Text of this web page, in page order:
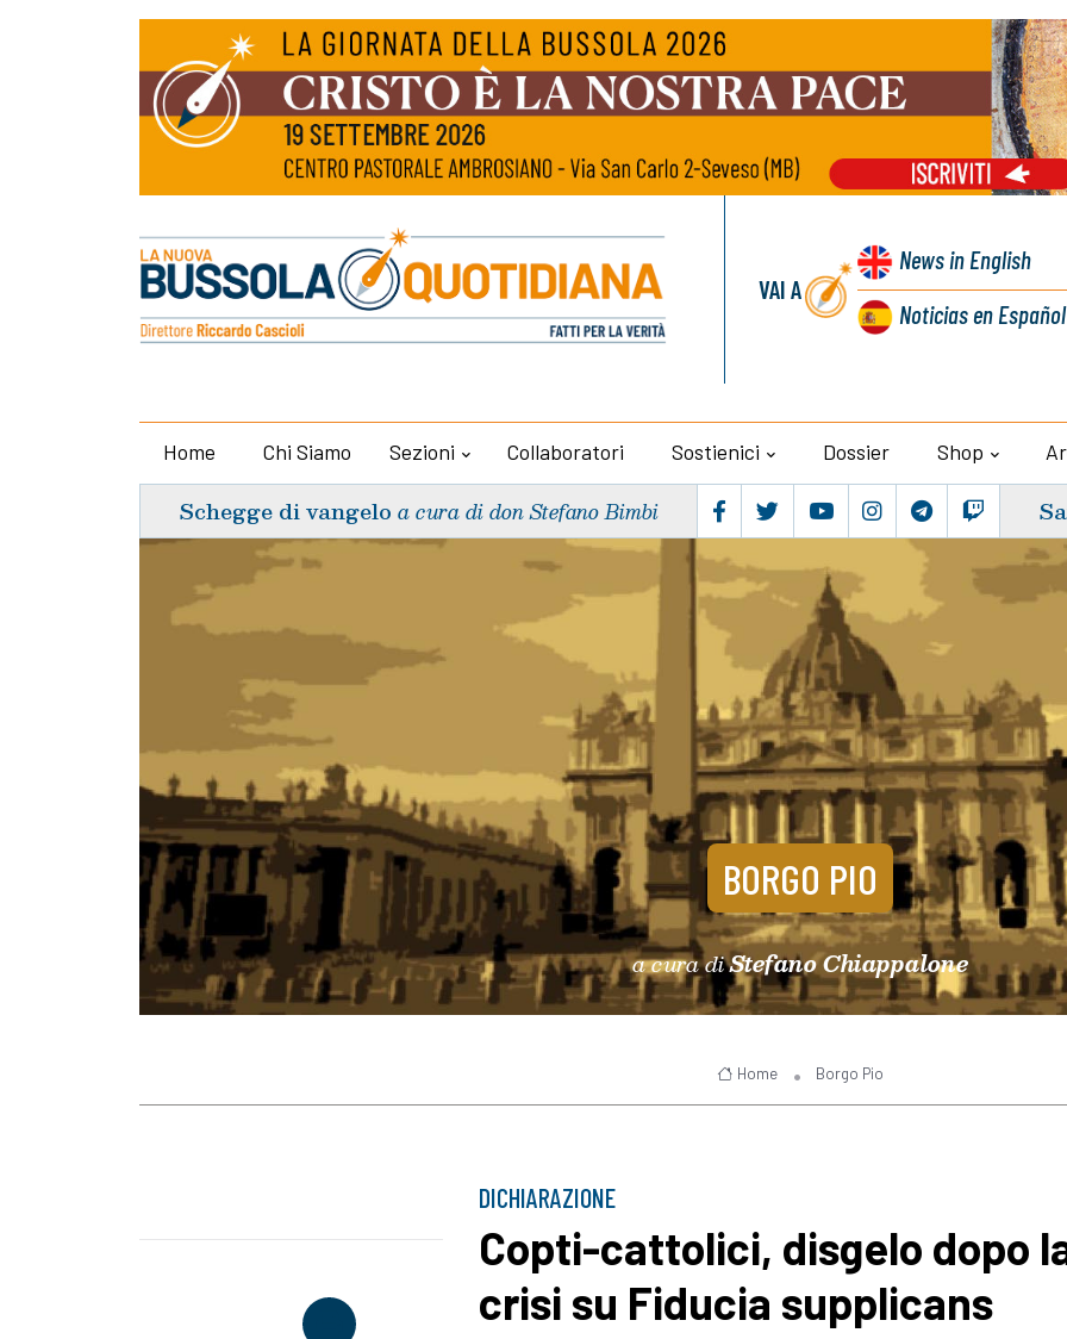
VAI A
Newsin English
Noticiasen Español
Home Chi Siamo Sezioni Collaboratori Sostienici Dossier Shop
Schegge di vangelo a cura di don Stefano Bimbi
BORGO PIO
a cura diStefano Chiappalone
Home Borgo Pio
DICHIARAZIONE
Copti-cattolici, disgelo dopo
crisi su Fiducia supplicans